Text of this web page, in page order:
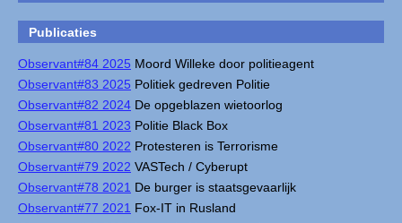
Publicaties
Observant#84 2025 Moord Willeke door politieagent
Observant#83 2025 Politiek gedreven Politie
Observant#82 2024 De opgeblazen wietoorlog
Observant#81 2023 Politie Black Box
Observant#80 2022 Protesteren is Terrorisme
Observant#79 2022 VASTech / Cyberupt
Observant#78 2021 De burger is staatsgevaarlijk
Observant#77 2021 Fox-IT in Rusland